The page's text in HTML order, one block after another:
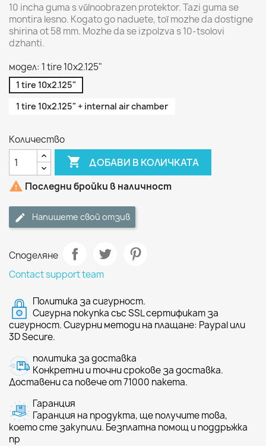
10 incha guma s vŭlnoobrazen protektor. Tazi guma se
montira lesno. Kogato go naduete, toĭ mozhe da dostigne
shirina ot 58 mm. Mozhe da se izpolzva s 10-tsolovi
dzhanti.
модел: 1 tire 10x2.125"
1 tire 10x2.125"
1 tire 10x2.125" + internal air chamber
Количество
 ДОБАВИ В КОЛИЧКАТА
 Последни бройки в наличност
Напишете свой отзив
Споделяне
Contact support team
Политика за сигурност.
Сигурна покупка със SSL сертификат за
сигурност. Сигурни методи на плащане: Paypal или
3D Secure.
политика за доставка
Конкретни и точни срокове за доставка.
Доставени са повече от 71000 пакета.
Гаранция
Гаранция на продукта, ще получите това,
което сте закупили. Безплатна помощ и поддръжка
пр